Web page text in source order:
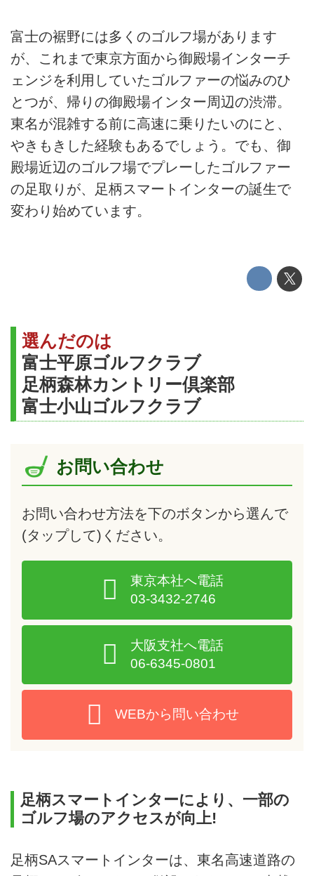
富士の裾野には多くのゴルフ場があります
が、これまで東京方面から御殿場インターチ
ェンジを利用していたゴルファーの悩みのひ
とつが、帰りの御殿場インター周辺の渋滞。
東名が混雑する前に高速に乗りたいのにと、
やきもきした経験もあるでしょう。でも、御
殿場近辺のゴルフ場でプレーしたゴルファー
の足取りが、足柄スマートインターの誕生で
変わり始めています。
選んだのは
富士平原ゴルフクラブ
足柄森林カントリー倶楽部
富士小山ゴルフクラブ
お問い合わせ
お問い合わせ方法を下のボタンから選んで
(タップして) ください。
東京本社へ電話
03-3432-2746
大阪支社へ電話
06-6345-0801
WEBから問い合わせ
足柄スマートインターにより、一部の
ゴルフ場のアクセスが向上!
足柄SAスマートインターは、東名高速道路の